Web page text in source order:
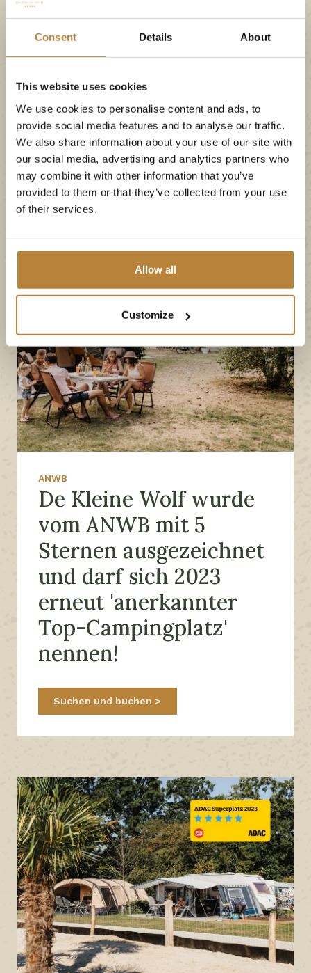
Consent Details About
This website uses cookies
We use cookies to personalise content and ads, to
provide social media features and to analyse our traffic.
We also share information about your use of our site with
our social media, advertising and analytics partners who
may combine it with other information that you’ve
provided to them or that they’ve collected from your use
of their services.
Allow all
Customize
Der Campingplatz De Kleine Wolf wurde vom
ANWB alsbester Familiencampingplatz der
Wolf diese Auszeichnung.
Suchen und buchen
ANWB
De Kleine Wolf wurde
vom ANWB mit 5
Sternen ausgezeichnet
und darf sich 2023
erneut 'anerkannter
Top-Campingplatz'
nennen!
Suchen und buchen